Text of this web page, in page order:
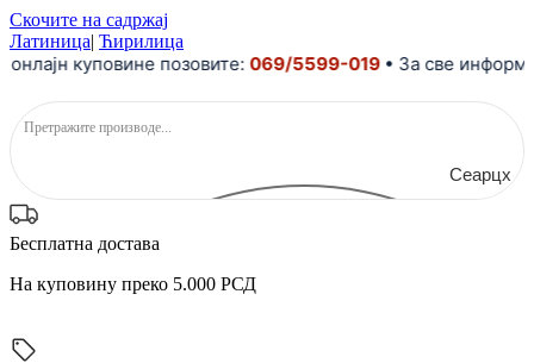
Скочите на садржај
Латиница| Ћирилица
куповине позовите:069/5599-019• За све
Сеарцх
Бесплатна достава
На куповину преко 5.000 РСД